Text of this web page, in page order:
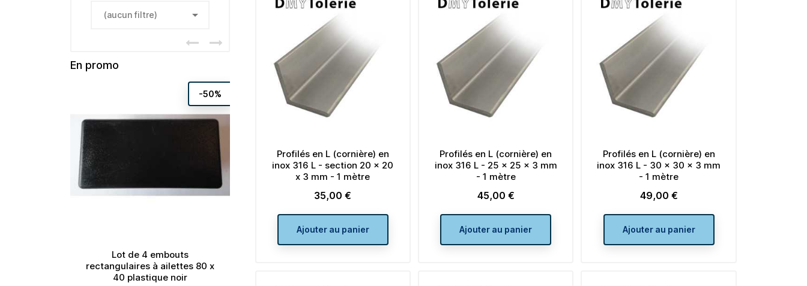
(aucun filtre) 
En promo
Lot de 4 embouts
rectangulaires à ailettes 80 x
40 plastique noir
-50%
Profilés en L (cornière) en
inox 316 L - section 20 x 20
x 3 mm - 1 mètre
Prix
35,00 €
Ajouter au panier
Profilés en L (cornière) en
inox 316 L - 25 x 25 x 3 mm
- 1 mètre
Prix
45,00 €
Ajouter au panier
Profilés en L (cornière) en
inox 316 L - 30 x 30 x 3 mm
- 1 mètre
Prix
49,00 €
Ajouter au panier